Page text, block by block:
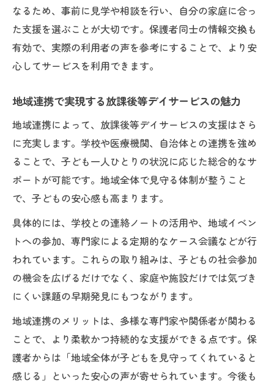
なるため、事前に見学や相談を行い、自分の家庭に合っ
た支援を選ぶことが大切です。保護者同士の情報交換も
有効で、実際の利用者の声を参考にすることで、より安
心してサービスを利用できます。
地域連携で実現する放課後等デイサービスの魅力
地域連携によって、放課後等デイサービスの支援はさら
に充実します。学校や医療機関、自治体との連携を強め
ることで、子ども一人ひとりの状況に応じた総合的なサ
ポートが可能です。地域全体で見守る体制が整うこと
で、子どもの安心感も高まります。
具体的には、学校との連絡ノートの活用や、地域イベン
トへの参加、専門家による定期的なケース会議などが行
われています。これらの取り組みは、子どもの社会参加
の機会を広げるだけでなく、家庭や施設だけでは気づき
にくい課題の早期発見にもつながります。
地域連携のメリットは、多様な専門家や関係者が関わる
ことで、より柔軟かつ持続的な支援ができる点です。保
護者からは「地域全体が子どもを見守ってくれていると
感じる」といった安心の声が寄せられています。今後も